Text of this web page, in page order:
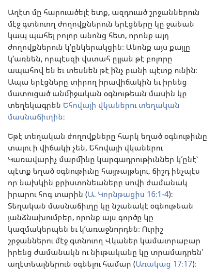
Աղէտ մը հարուածելէ ետք, ազդուած շրջաններուն
մէջ գտնուող ժողովքներուն երէցները կը ջանան
կապ պահել բոլոր անոնց հետ, որոնք այդ
ժողովքներուն կ’ընկերակցին։ Անոնք այս քայլը
կ’առնեն, որպէսզի վստահ ըլլան թէ բոլորը
ապահով են եւ տեսնեն թէ ի՛նչ բանի պէտք ունին։
Ապա երէցները տիրող իրավիճակին եւ իրենց
մատուցած անմիջական օգնութեան մասին կը
տեղեկագրեն Եհովայի վկաներու տեղական
մասնաճիւղին։
Եթէ տեղական ժողովքները հարկ եղած օգնութիւնը
տալու ի վիճակի չեն, Եհովայի վկաներու
Կառավարիչ մարմինը կարգադրութիւններ կ’ընէ՝
պէտք եղած օգնութիւնը հայթայթելու, ճիշդ ինչպէս
որ նախկին քրիստոնեաները սովի ժամանակ
իրարու հոգ տարին (Ա. Կորնթացիս 16։1-4)։
Տեղական մասնաճիւղը կը նշանակէ օգնութեան
յանձնախումբեր, որոնք այս գործը կը
կազմակերպեն եւ կ’առաջնորդեն։ Ուրիշ
շրջաններու մէջ գտնուող Վկաներ կամաւորաբար
իրենց ժամանակն ու նիւթականը կը տրամադրեն՝
աղէտեալներուն օգնելու համար (Առակաց 17։17)։